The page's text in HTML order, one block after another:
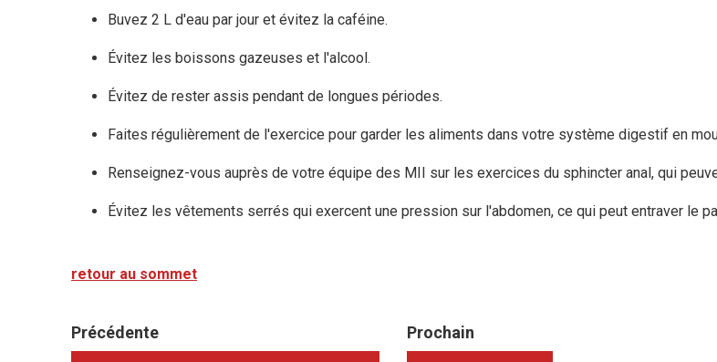
Buvez 2 L d'eau par jour et évitez la caféine.
Évitez les boissons gazeuses et l'alcool.
Évitez de rester assis pendant de longues périodes.
Faites régulièrement de l'exercice pour garder les aliments dans votre système digestif en
Renseignez-vous auprès de votre équipe des MII sur les exercices du sphincter anal, qui
Évitez les vêtements serrés qui exercent une pression sur l'abdomen, ce qui peut entraver le
retour au sommet
Précédente Prochain